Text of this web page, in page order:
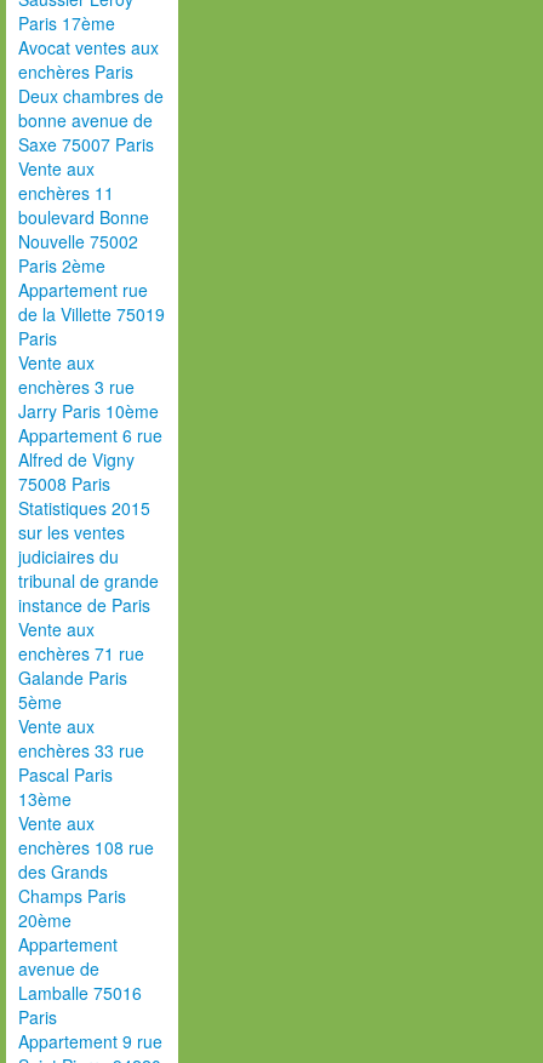
Paris 17ème
Avocat ventes aux
enchères Paris
Deux chambres de
bonne avenue de
Saxe 75007 Paris
Vente aux
enchères 11
boulevard Bonne
Nouvelle 75002
Paris 2ème
Appartement rue
de la Villette 75019
Paris
Vente aux
enchères 3 rue
Jarry Paris 10ème
Appartement 6 rue
Alfred de Vigny
75008 Paris
Statistiques 2015
sur les ventes
judiciaires du
tribunal de grande
instance de Paris
Vente aux
enchères 71 rue
Galande Paris
5ème
Vente aux
enchères 33 rue
Pascal Paris
13ème
Vente aux
enchères 108 rue
des Grands
Champs Paris
20ème
Appartement
avenue de
Lamballe 75016
Paris
Appartement 9 rue